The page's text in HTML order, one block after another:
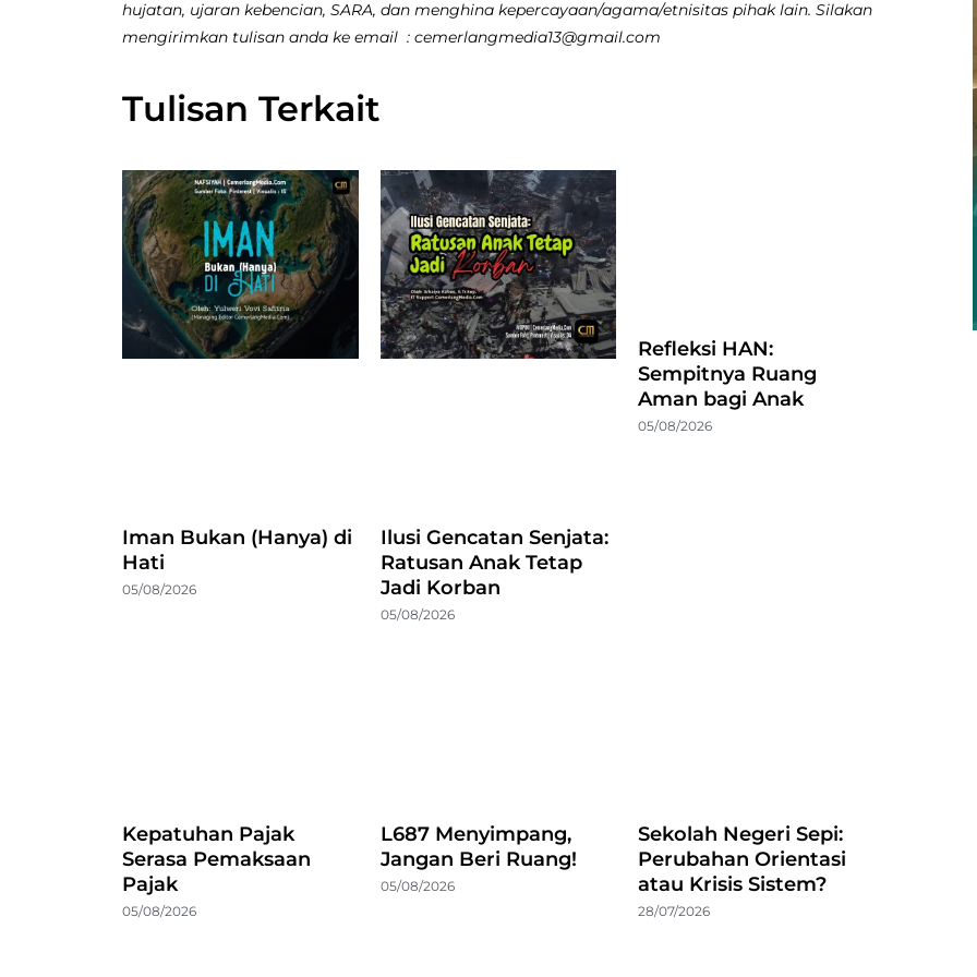
hujatan, ujaran kebencian, SARA, dan menghina kepercayaan/agama/etnisitas pihak lain. Silakan
mengirimkan tulisan anda ke email : cemerlangmedia13@gmail.com
Tulisan Terkait
Iman Bukan (Hanya) di
Hati
05/08/2026
Ilusi Gencatan Senjata:
Ratusan Anak Tetap
Jadi Korban
05/08/2026
Refleksi HAN:
Sempitnya Ruang
Aman bagi Anak
05/08/2026
Kepatuhan Pajak
Serasa Pemaksaan
Pajak
05/08/2026
L687 Menyimpang,
Jangan Beri Ruang!
05/08/2026
Sekolah Negeri Sepi:
Perubahan Orientasi
atau Krisis Sistem?
28/07/2026